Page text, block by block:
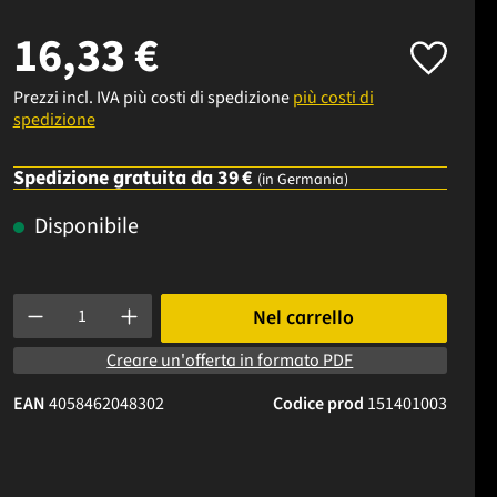
16,33 €
Prezzi incl. IVA più costi di spedizionepiù costi di
spedizione
Spedizione gratuita da 39 € (in Germania)
Disponibile
Quantità del prodotto: inserisci la quantità desiderata o usa i
Nel carrello
Creare un'offerta in formato PDF
Codice prod 151401003
EAN4058462048302